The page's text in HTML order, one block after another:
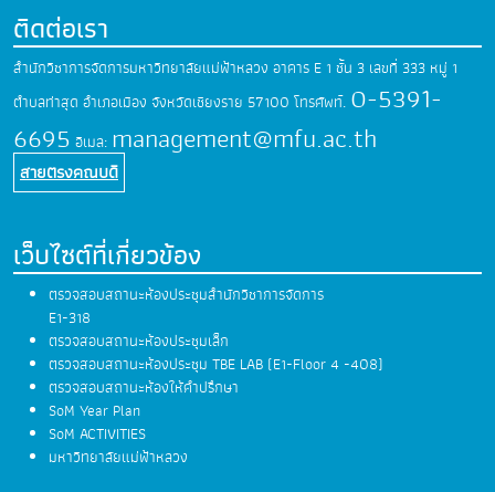
ติดต่อเรา
สำนักวิชาการจัดการมหาวิทยาลัยแม่ฟ้าหลวง อาคาร E 1 ชั้น 3 เลขที่ 333 หมู่ 1
ตำบลท่าสุด อำเภอเมือง จังหวัดเชียงราย 57100 โทรศัพท์. 0-5391-
6695 อีเมล: management@mfu.ac.th
สายตรงคณบดี
เว็บไซต์ที่เกี่ยวข้อง
ตรวจสอบสถานะห้องประชุมสำนักวิชาการจัดการ
E1-318
ตรวจสอบสถานะห้องประชุมเล็ก
ตรวจสอบสถานะห้องประชุม TBE LAB (E1-Floor 4 -408)
ตรวจสอบสถานะห้องให้คำปรึกษา
SoM Year Plan
SoM ACTIVITIES
มหาวิทยาลัยแม่ฟ้าหลวง